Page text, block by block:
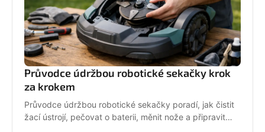
Průvodce údržbou robotické sekačky krok
za krokem
Průvodce údržbou robotické sekačky poradí, jak čistit
žací ústrojí, pečovat o baterii, měnit nože a připravit